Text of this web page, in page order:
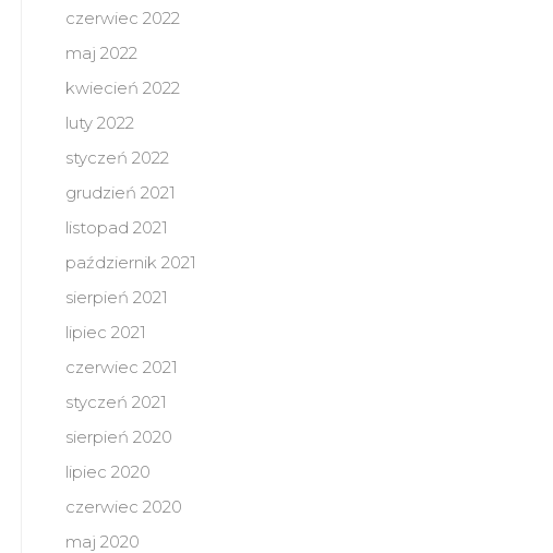
czerwiec 2022
maj 2022
kwiecień 2022
luty 2022
styczeń 2022
grudzień 2021
listopad 2021
październik 2021
sierpień 2021
lipiec 2021
czerwiec 2021
styczeń 2021
sierpień 2020
lipiec 2020
czerwiec 2020
maj 2020